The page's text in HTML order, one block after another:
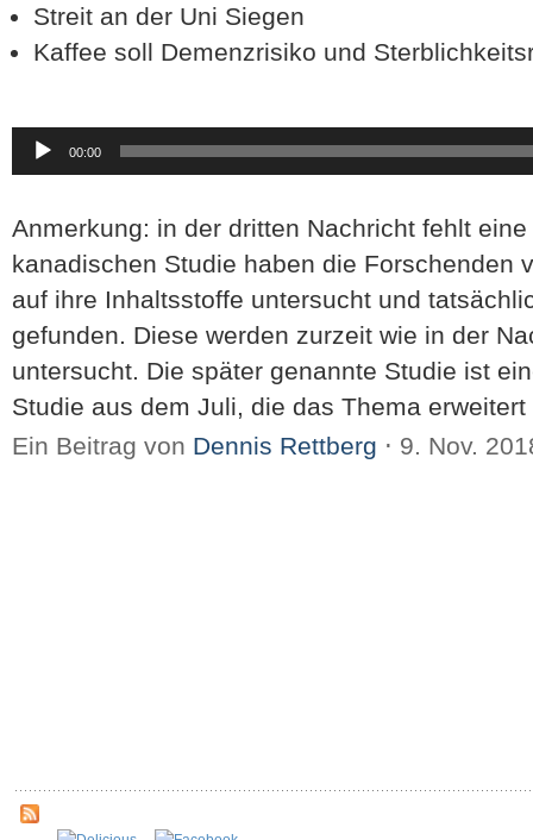
Streit an der Uni Siegen
Kaffee soll Demenzrisiko und
Audio-
Player
00:00
Anmerkung: in der dritten Nachricht fehlt
kanadischen Studie haben die Forschenden
auf ihre Inhaltsstoffe untersucht und
gefunden. Diese werden zurzeit wie in der
untersucht. Die später genannte Studie ist
Studie aus dem Juli, die das Thema
Ein Beitrag von Dennis Rettberg ⋅ 9. Nov.